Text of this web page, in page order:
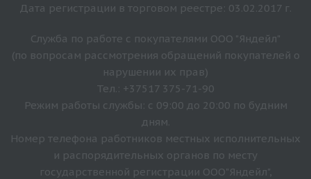
Дата регистрации в торговом реестре: 03.02.2017 г.
Служба по работе с покупателями ООО "Яндейл"
(по вопросам рассмотрения обращений покупателей о
нарушении их прав)
Тел.: +37517 375-71-90
Режим работы службы: с 09:00 до 20:00 по будним
дням.
Номер телефона работников местных исполнительных
и распорядительных органов по месту
государственной регистрации ООО"Яндейл",